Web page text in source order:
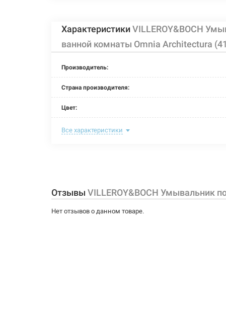
ХарактеристикиVILLEROY&BOCH
ванной комнаты Omnia Architectura
Производитель:
Страна производителя:
Цвет:
Тип монтажа:
Материал:
Все характеристики
Отзывы VILLEROY&BOCH Умывальник
Нет отзывов о данном товаре.